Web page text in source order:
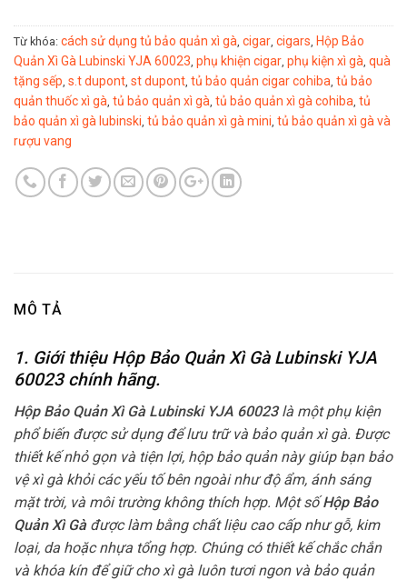
Từ khóa: cách sử dụng tủ bảo quản xì gà, cigar, cigars, Hộp Bảo
Quản Xì Gà Lubinski YJA 60023, phụ khiện cigar, phụ kiện xì gà, quà
tặng sếp, s.t dupont, st dupont, tủ bảo quản cigar cohiba, tủ bảo
quản thuốc xì gà, tủ bảo quản xì gà, tủ bảo quản xì gà cohiba, tủ
bảo quản xì gà lubinski, tủ bảo quản xì gà mini, tủ bảo quản xì gà và
rượu vang
MÔ TẢ
1. Giới thiệu Hộp Bảo Quản Xì Gà Lubinski YJA
60023 chính hãng.
Hộp Bảo Quản Xì Gà Lubinski YJA 60023là một phụ kiện
phổ biến được sử dụng để lưu trữ và bảo quản xì gà. Được
thiết kế nhỏ gọn và tiện lợi, hộp bảo quản này giúp bạn bảo
vệ xì gà khỏi các yếu tố bên ngoài như độ ẩm, ánh sáng
mặt trời, và môi trường không thích hợp. Một sốHộp Bảo
Quản Xì Gàđược làm bằng chất liệu cao cấp như gỗ, kim
loại, da hoặc nhựa tổng hợp. Chúng có thiết kế chắc chắn
và khóa kín để giữ cho xì gà luôn tươi ngon và bảo quản